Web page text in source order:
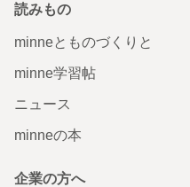
読みもの
minneとものづくりと
minne学習帖
ニュース
minneの本
企業の方へ